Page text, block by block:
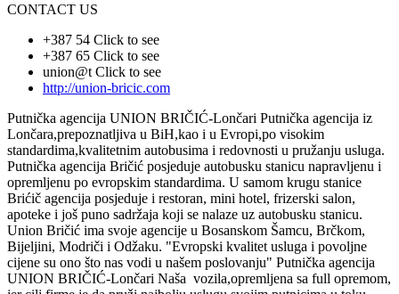
CONTACT US
+387 54 Click to see
+387 65 Click to see
union@t Click to see
http://union-bricic.com
Putnička agencija UNION BRIČIĆ-Lončari Putnička agencija iz
Lončara,prepoznatljiva u BiH,kao i u Evropi,po visokim
standardima,kvalitetnim autobusima i redovnosti u pružanju usluga.
Putnička agencija Bričić posjeduje autobusku stanicu napravljenu i
opremljenu po evropskim standardima. U samom krugu stanice
Brićič agencija posjeduje i restoran, mini hotel, frizerski salon,
apoteke i još puno sadržaja koji se nalaze uz autobusku stanicu.
Union Bričić ima svoje agencije u Bosanskom Šamcu, Brčkom,
Bijeljini, Modriči i Odžaku. "Evropski kvalitet usluga i povoljne
cijene su ono što nas vodi u našem poslovanju" Putnička agencija
UNION BRIČIĆ-Lončari Naša vozila,opremljena sa full opremom,